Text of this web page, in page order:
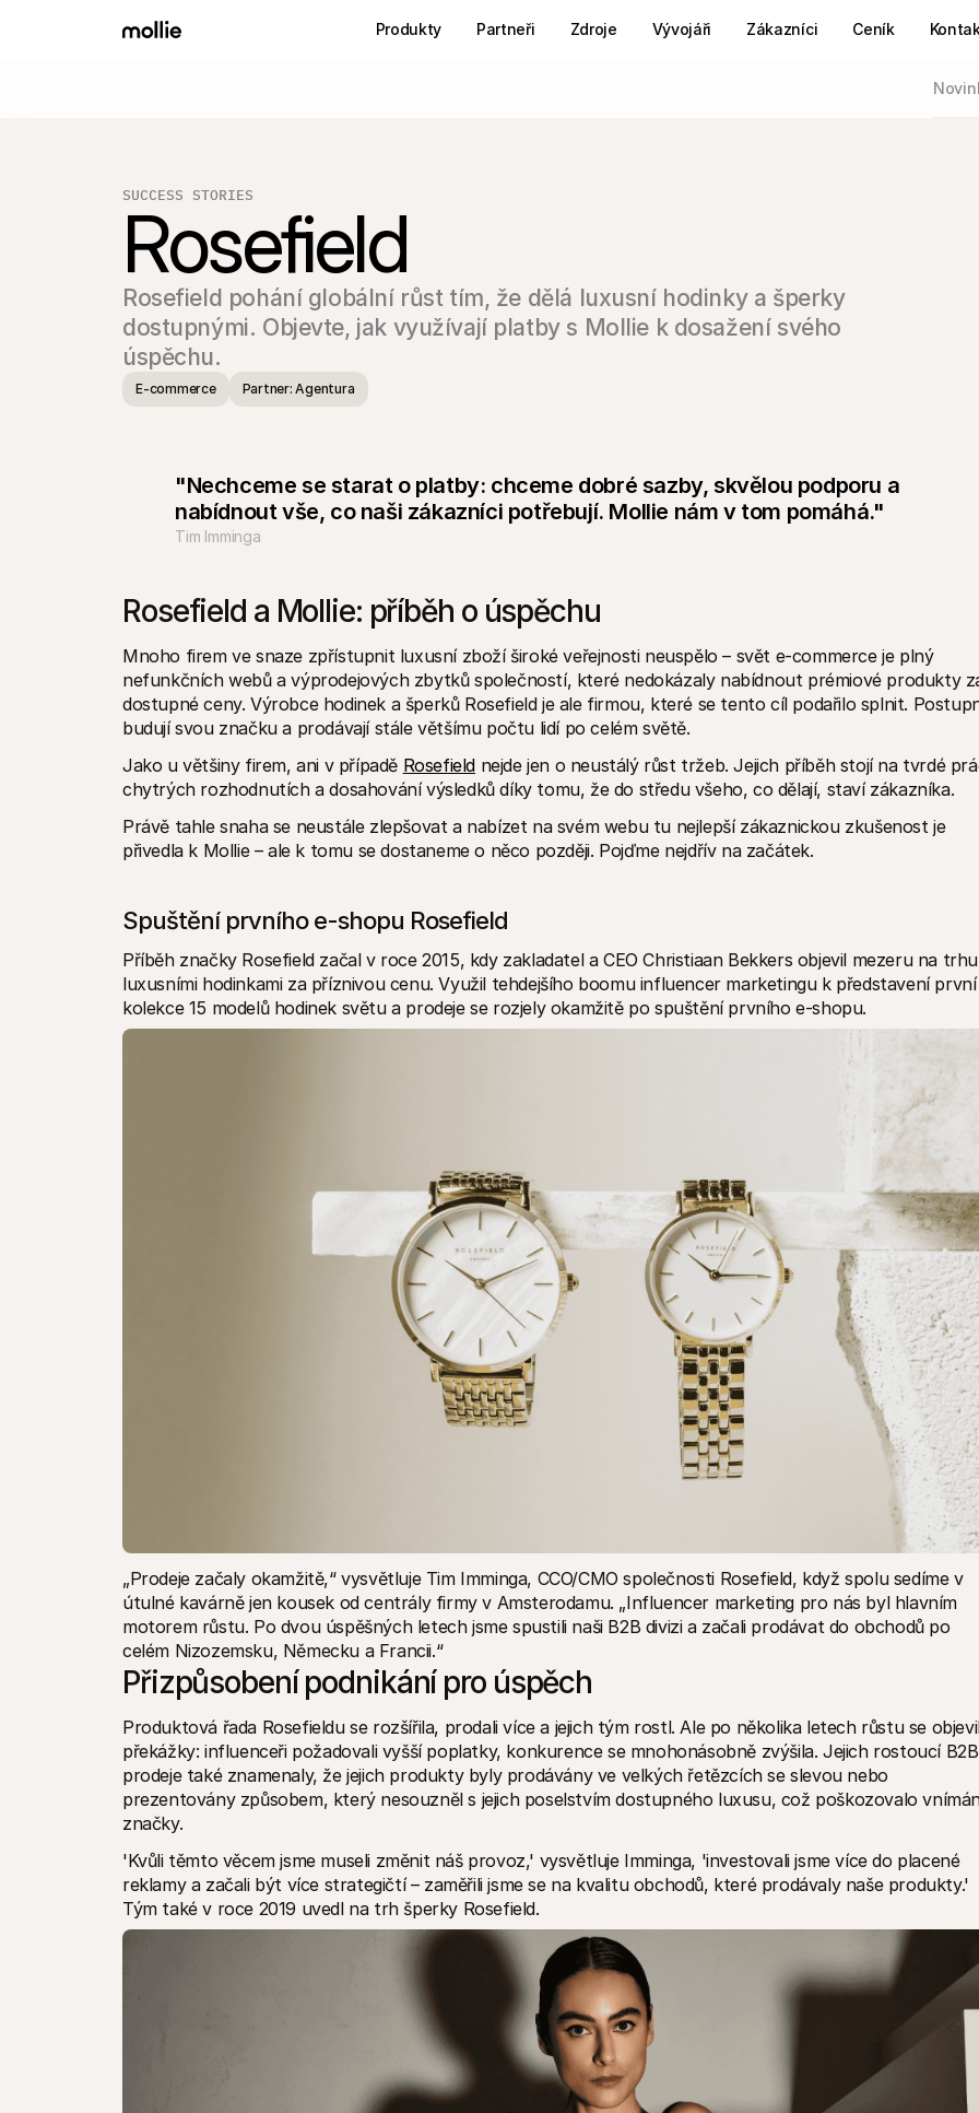
Produkty Partneři Zdroje Vývojáři Zákazníci Ceník
SUCCESS STORIES
Rosefield
Rosefield pohání globální růst tím, že dělá luxusní hodinky a šperky
dostupnými. Objevte, jak využívají platby s Mollie k dosažení svého
úspěchu.
E-commerce Partner: Agentura
"Nechceme se starat o platby: chceme dobré sazby, skvělou podporu a
nabídnout vše, co naši zákazníci potřebují. Mollie nám v tom pomáhá."
Tim Imminga
Rosefield a Mollie: příběh o úspěchu
Mnoho firem ve snaze zpřístupnit luxusní zboží široké veřejnosti neuspělo – svět e-commerce je plný
nefunkčních webů a výprodejových zbytků společností, které nedokázaly nabídnout prémiové produkty
dostupné ceny. Výrobce hodinek a šperků Rosefield je ale firmou, které se tento cíl podařilo splnit.
budují svou značku a prodávají stále většímu počtu lidí po celém světě.
Jako u většiny firem, ani v případě Rosefield nejde jen o neustálý růst tržeb. Jejich příběh stojí na tvrdé
chytrých rozhodnutích a dosahování výsledků díky tomu, že do středu všeho, co dělají, staví zákazníka.
Právě tahle snaha se neustále zlepšovat a nabízet na svém webu tu nejlepší zákaznickou zkušenost je
přivedla k Mollie – ale k tomu se dostaneme o něco později. Pojďme nejdřív na začátek.
Spuštění prvního e-shopu Rosefield
Příběh značky Rosefield začal v roce 2015, kdy zakladatel a CEO Christiaan Bekkers objevil mezeru na
luxusními hodinkami za příznivou cenu. Využil tehdejšího boomu influencer marketingu k představení první
kolekce 15 modelů hodinek světu a prodeje se rozjely okamžitě po spuštění prvního e-shopu.
„Prodeje začaly okamžitě,“ vysvětluje Tim Imminga, CCO/CMO společnosti Rosefield, když spolu sedíme v
útulné kavárně jen kousek od centrály firmy v Amsterodamu. „Influencer marketing pro nás byl hlavním
motorem růstu. Po dvou úspěšných letech jsme spustili naši B2B divizi a začali prodávat do obchodů po
celém Nizozemsku, Německu a Francii.“
Přizpůsobení podnikání pro úspěch
Produktová řada Rosefieldu se rozšířila, prodali více a jejich tým rostl. Ale po několika letech růstu se
překážky: influenceři požadovali vyšší poplatky, konkurence se mnohonásobně zvýšila. Jejich rostoucí B2B
prodeje také znamenaly, že jejich produkty byly prodávány ve velkých řetězcích se slevou nebo
prezentovány způsobem, který nesouzněl s jejich poselstvím dostupného luxusu, což poškozovalo
značky.
'Kvůli těmto věcem jsme museli změnit náš provoz,' vysvětluje Imminga, 'investovali jsme více do placené
reklamy a začali být více strategičtí – zaměřili jsme se na kvalitu obchodů, které prodávaly naše produkty.'
Tým také v roce 2019 uvedl na trh šperky Rosefield.